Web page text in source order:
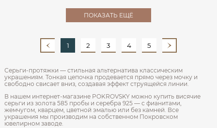
ПОКАЗАТЬ ЕЩЁ
1 2 3 4 5
Серьги-протяжки — стильная альтернатива классическим
украшениям. Тонкая цепочка продевается прямо через мочку и
свободно свисает вниз, создавая эффект струящейся линии.
В нашем интернет-магазине POKROVSKY можно купить висячие
серьги из золота 585 пробы и серебра 925 — с фианитами,
жемчугом, кварцем, цветной эмалью или без камней. Все
украшения мы производим на собственном Покровском
ювелирном заводе.